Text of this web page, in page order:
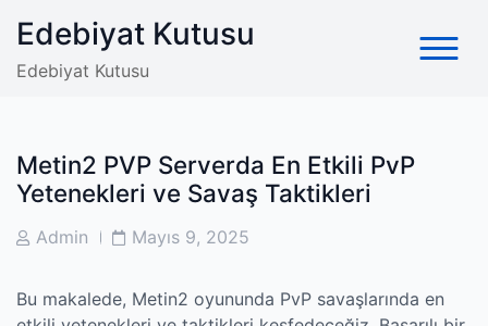
content
Edebiyat Kutusu
Edebiyat Kutusu
Metin2 PVP Serverda En Etkili PvP
Yetenekleri ve Savaş Taktikleri
PostAdmin
PostMayıs 9, 2025
Bu makalede, Metin2 oyununda PvP savaşlarında en